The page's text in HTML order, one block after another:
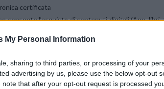
My Personal Information
sharing to third parties, or processing of your
advertising by us, please use the below opt-out
that after your opt-out request is processed
certificata
consente l’acquisto di contenuti digitali (App,
di rivenditori, cosiddetti Store gestiti da Player
richiedano obbligatoriamente la registrazione
del credito telefonico e/o addebito in fattura si
(c.d. Carrier Billing).